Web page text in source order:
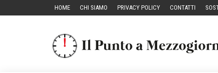
HOME CHI SIAMO PRIVACY POLICY CONTATTI